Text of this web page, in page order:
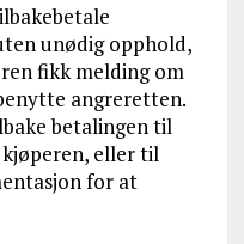
unødig opphold,
fikk melding om
angreretten.
betalingen til
eller til
for at